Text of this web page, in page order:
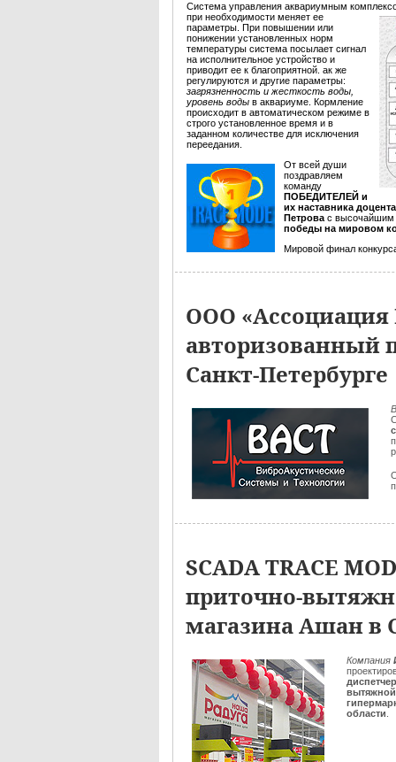
Система управления аквариумным
при необходимости меняет ее
параметры. При повышении или
понижении установленных норм
температуры система посылает сигнал
на исполнительное устройство и
приводит ее к благоприятной. ак же
регулируются и другие параметры:
загрязненность и жесткость воды,
уровень воды в аквариуме. Кормление
происходит в автоматическом режиме в
строго установленное время и в
заданном количестве для исключения
переедания.
От всей души
поздравляем
команду
ПОБЕДИТЕЛЕЙ и
их наставника
Петрова с высочайшим
победы на мировом
Мировой финал
ООО «Ассоциация
авторизованный
Санкт-Петербурге
SCADA TRACE
приточно-
магазина Ашан в
Компания
области